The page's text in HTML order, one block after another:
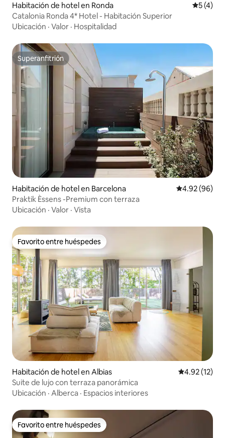
Habitación de hotel en Ronda
5 (4)
Catalonia Ronda 4* Hotel - Habitación Superior
Ubicación · Valor · Hospitalidad
Superanfitrión
Superanfitrión
Habitación de hotel en Barcelona Calificación
4.92 (96)
Praktik Èssens -Premium con terraza
Ubicación · Valor · Vista
Favorito entre huéspedes
Favorito entre huéspedes
Habitación de hotel en Albias Calificación
4.92 (12)
Suite de lujo con terraza panorámica
Ubicación · Alberca · Espacios interiores
Favorito entre huéspedes
Favorito entre huéspedes